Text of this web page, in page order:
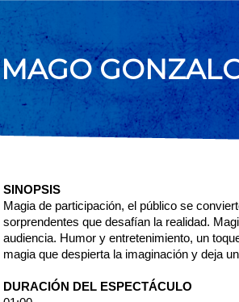
MAGO
SINOPSIS
Magia de participación, el público se
sorprendentes que desafían la realidad.
audiencia. Humor y entretenimiento, un
magia que despierta la imaginación y deja
DURACIÓN DEL ESPECTÁCULO